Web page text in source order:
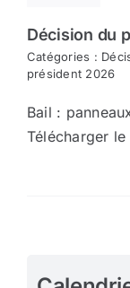
Décision du
Catégories :
président 2026
Bail :
Télécharger